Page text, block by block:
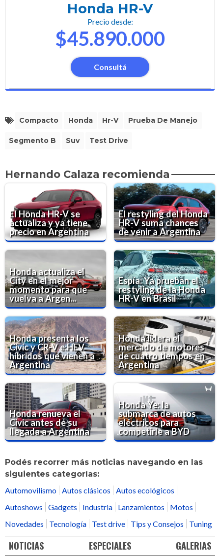
Honda HR-V
Precio desde:
$45.890.000
Consultá
Compacto Honda Hr-V Prueba De Manejo
Segmento B Suv Test Drive
Hernando Calaza recomienda
El Honda HR-V se
actualiza y ya tiene
precio en Argentina
El restyling del Honda
HR-V suma chances
de venir a Argentina
Honda actualiza el
City en el mejor
momento para que
vuelva a Argen...
Espía: Ya prueban el
restyling de la Honda
HR-V en Brasil
Honda presenta los
Civic y CR-V e:HEV
híbridos que vienen a
Argentina
Honda lidera el
mercado de motores
de cuatro tiempos en
Argentina
Honda renueva el
Civic antes de su
llegada a Argentina
Honda Ye: la
submarca de autos
eléctricos para
competirle a BYD
Podés recorrer más noticias navegando en las
siguientes categorías:
Automovilismo Autos clásicos
Autos ecológicos
Autoshows
Gadgets Industria Lanzamientos
Motos
Novedades
Tecnología Test drive Tips y Consejos Tuning
NOTICIAS ESPECIALES GALERIAS